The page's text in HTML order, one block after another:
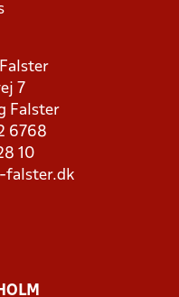
7
Falster
6768
10
falster.dk